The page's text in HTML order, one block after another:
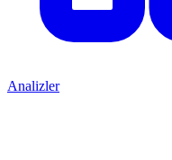
Analizler